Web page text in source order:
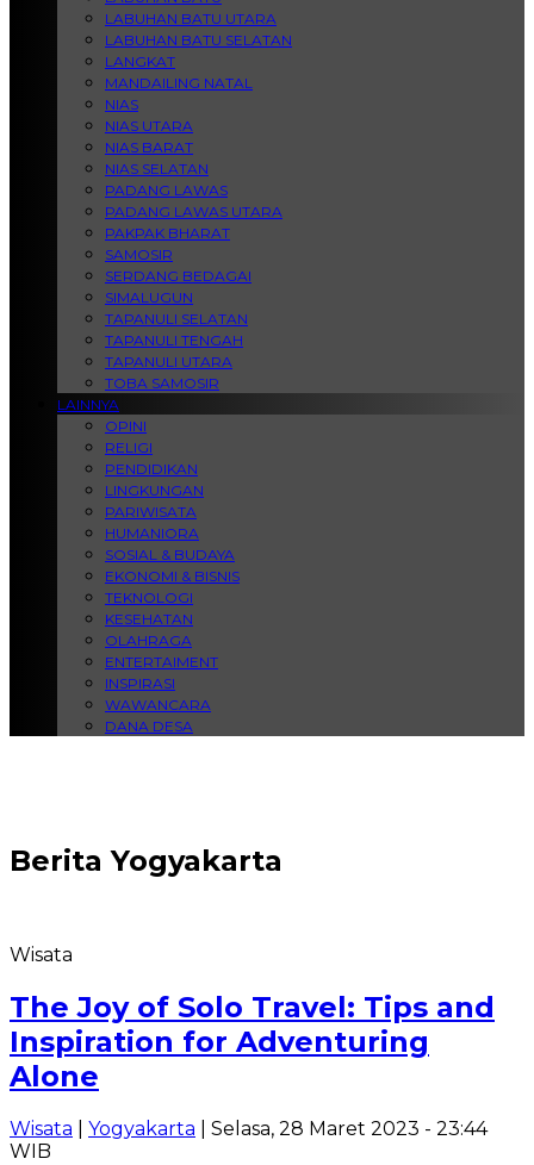
LABUHAN BATU UTARA
LABUHAN BATU SELATAN
LANGKAT
MANDAILING NATAL
NIAS
NIAS UTARA
NIAS BARAT
NIAS SELATAN
PADANG LAWAS
PADANG LAWAS UTARA
PAKPAK BHARAT
SAMOSIR
SERDANG BEDAGAI
SIMALUGUN
TAPANULI SELATAN
TAPANULI TENGAH
TAPANULI UTARA
TOBA SAMOSIR
LAINNYA
OPINI
RELIGI
PENDIDIKAN
LINGKUNGAN
PARIWISATA
HUMANIORA
SOSIAL & BUDAYA
EKONOMI & BISNIS
TEKNOLOGI
KESEHATAN
OLAHRAGA
ENTERTAIMENT
INSPIRASI
WAWANCARA
DANA DESA
BeritaYogyakarta
Wisata
The Joy of Solo Travel: Tips and
Inspiration for Adventuring
Alone
Wisata Yogyakarta | Selasa, 28 Maret 2023 - 23:44
WIB